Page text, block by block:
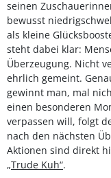
seinen
bewusst
als kleine
steht dabei klar:
Überzeugung. Nicht
ehrlich gemeint.
gewinnt man, mal
einen besonderen
verpassen will, folgt
nach den nächsten
Aktionen sind direkt
„Trude Kuh“.